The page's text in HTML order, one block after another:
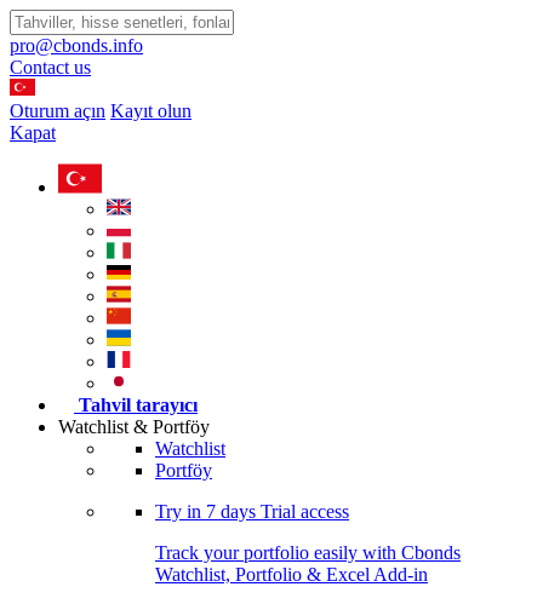
pro@cbonds.info
Contact us
Oturum açın Kayıt olun
Kapat
Tahvil tarayıcı
Watchlist & Portföy
Watchlist
Portföy
Try in 7 days Trial access
Track your portfolio easily with Cbonds
Watchlist, Portfolio & Excel Add-in